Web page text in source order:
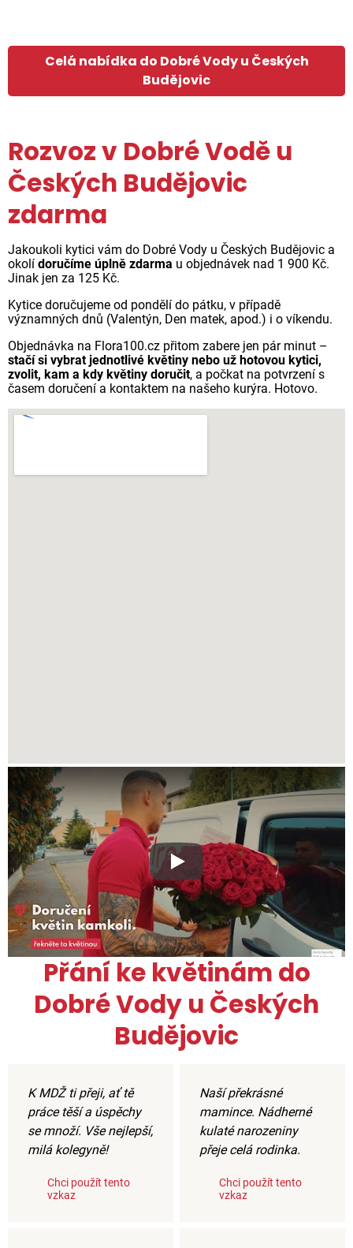
Celá nabídka do Dobré Vody u Českých
Budějovic
Rozvoz v Dobré Vodě u
Českých Budějovic
zdarma
Jakoukoli kytici vám do Dobré Vody u Českých Budějovic a
okolí doručíme úplně zdarma u objednávek nad 1 900 Kč.
Jinak jen za 125 Kč.
Kytice doručujeme od pondělí do pátku, v případě
významných dnů (Valentýn, Den matek, apod.) i o víkendu.
Objednávka na Flora100.cz přitom zabere jen pár minut –
stačí si vybrat jednotlivé květiny nebo už hotovou kytici,
zvolit, kam a kdy květiny doručit, a počkat na potvrzení s
časem doručení a kontaktem na našeho kurýra. Hotovo.
Xxx
Přání ke květinám do
Dobré Vody u Českých
Budějovic
K MDŽ ti přeji, ať tě
práce těší a úspěchy
se množí. Vše nejlepší,
milá kolegyně!
Chci použít tento
vzkaz
Naší překrásné
mamince. Nádherné
kulaté narozeniny
přeje celá rodinka.
Chci použít tento
vzkaz